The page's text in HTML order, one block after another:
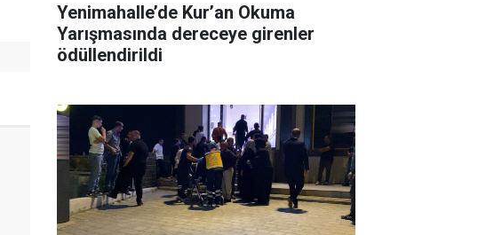
Yenimahalle’de Kur’an Okuma
Yarışmasında dereceye girenler
ödüllendirildi